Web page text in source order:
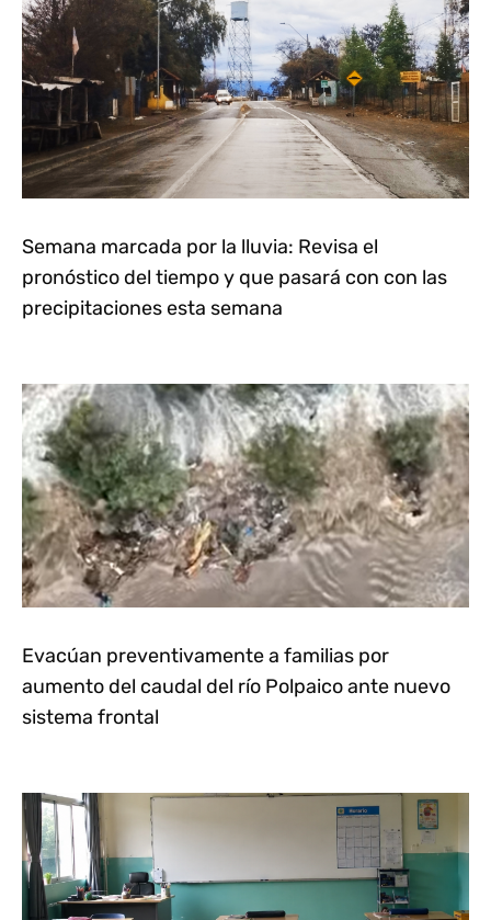
Semana marcada por la lluvia: Revisa el
pronóstico del tiempo y que pasará con con las
precipitaciones esta semana
Evacúan preventivamente a familias por
aumento del caudal del río Polpaico ante nuevo
sistema frontal